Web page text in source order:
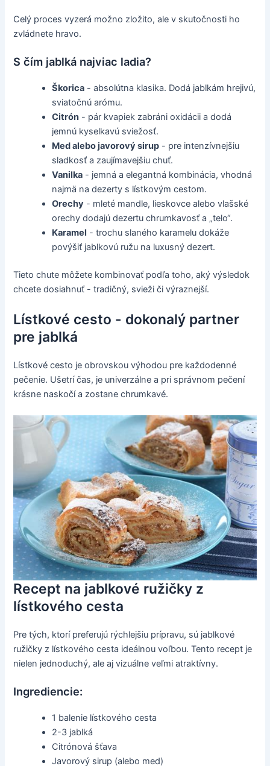
Celý proces vyzerá možno zložito, ale v skutočnosti ho
zvládnete hravo.
S čím jablká najviac ladia?
Škorica - absolútna klasika. Dodá jablkám hrejivú,
sviatočnú arómu.
Citrón - pár kvapiek zabráni oxidácii a dodá
jemnú kyselkavú sviežosť.
Med alebo javorový sirup - pre intenzívnejšiu
sladkosť a zaujímavejšiu chuť.
Vanilka - jemná a elegantná kombinácia, vhodná
najmä na dezerty s lístkovým cestom.
Orechy - mleté mandle, lieskovce alebo vlašské
orechy dodajú dezertu chrumkavosť a „telo“.
Karamel - trochu slaného karamelu dokáže
povýšiť jablkovú ružu na luxusný dezert.
Tieto chute môžete kombinovať podľa toho, aký výsledok
chcete dosiahnuť - tradičný, svieži či výraznejší.
Lístkové cesto - dokonalý partner
pre jablká
Lístkové cesto je obrovskou výhodou pre každodenné
pečenie. Ušetrí čas, je univerzálne a pri správnom pečení
krásne naskočí a zostane chrumkavé.
Recept na jablkové ružičky z
lístkového cesta
Pre tých, ktorí preferujú rýchlejšiu prípravu, sú jablkové
ružičky z lístkového cesta ideálnou voľbou. Tento recept je
nielen jednoduchý, ale aj vizuálne veľmi atraktívny.
Ingrediencie:
1 balenie lístkového cesta
2-3 jablká
Citrónová šťava
Javorový sirup (alebo med)